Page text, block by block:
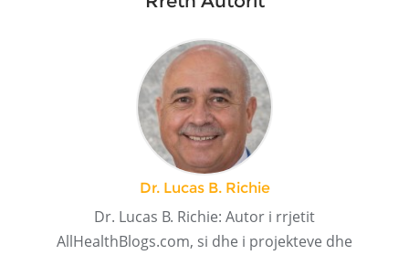
Dr. Lucas B. Richie
Dr. Lucas B. Richie: Autor i rrjetit
AllHealthBlogs.com, si dhe i projekteve dhe